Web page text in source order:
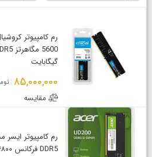
گیگابایت
مقایسه
85,000,000
DDR5 فرکانس ۴۸۰۰ مگاهرتز تک کاناله CL40